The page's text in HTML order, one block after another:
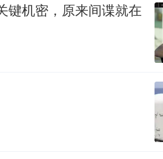
键机密，原来间谍就在